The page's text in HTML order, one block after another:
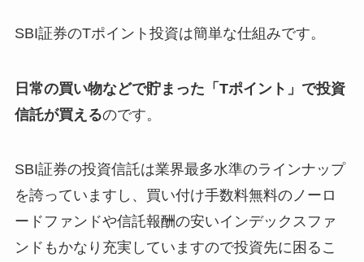
SBI証券のTポイント投資は簡単な仕組みです。
日常の買い物などで貯まった「Tポイント」で投資
信託が買えるのです。
SBI証券の投資信託は業界最多水準のラインナップ
を誇っていますし、買い付け手数料無料のノーロ
ードファンドや信託報酬の安いインデックスファ
ンドもかなり充実していますので投資先に困るこ